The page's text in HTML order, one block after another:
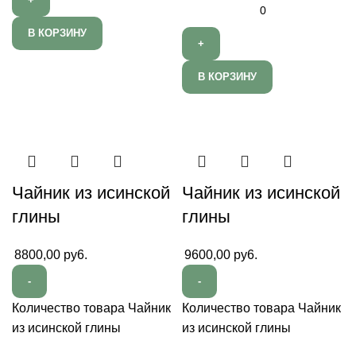
В КОРЗИНУ
В КОРЗИНУ
Чайник из исинской
глины
8800,00 py6.
Количество товара Чайник
из исинской глины
Чайник из исинской
глины
9600,00 py6.
Количество товара Чайник
из исинской глины